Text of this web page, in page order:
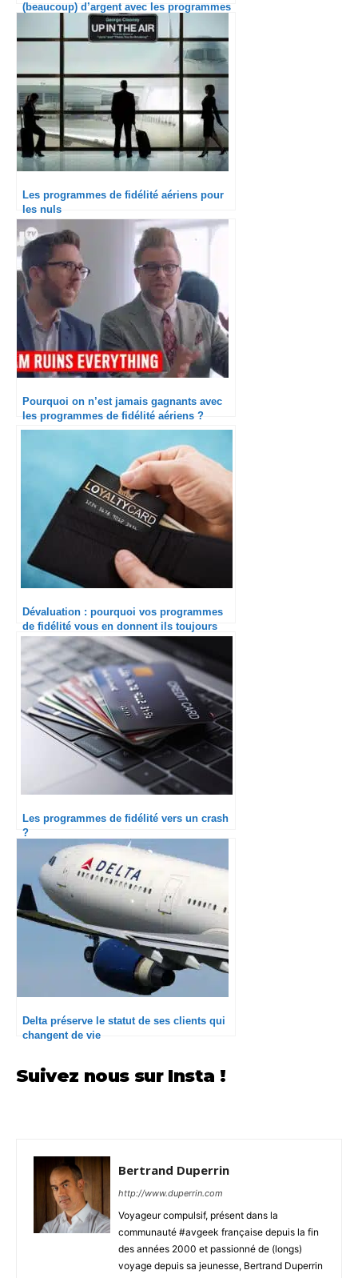
(beaucoup) d’argent avec les programmes
Les programmes de fidélité aériens pour
les nuls
Pourquoi on n’est jamais gagnants avec
les programmes de fidélité aériens ?
Dévaluation : pourquoi vos programmes
de fidélité vous en donnent ils toujours
moins ?
Les programmes de fidélité vers un crash
?
Delta préserve le statut de ses clients qui
changent de vie
Suivez nous sur Insta !
Bertrand Duperrin
http://www.duperrin.com
Voyageur compulsif, présent dans la
communauté #avgeek française depuis la fin
des années 2000 et passionné de (longs)
voyage depuis sa jeunesse, Bertrand Duperrin